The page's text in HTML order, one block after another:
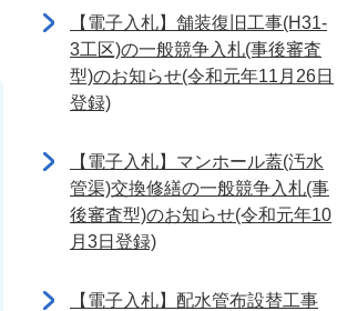
【電子入札】舗装復旧工事(H31-
3工区)の一般競争入札(事後審査
型)のお知らせ(令和元年11月26日
登録)
【電子入札】マンホール蓋(汚水
管渠)交換修繕の一般競争入札(事
後審査型)のお知らせ(令和元年10
月3日登録)
【電子入札】配水管布設替工事